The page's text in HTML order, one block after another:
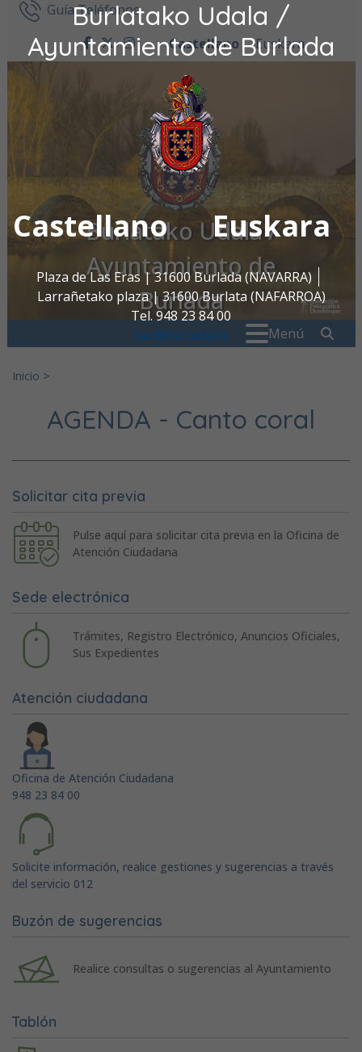
Burlatako Udala /
Ayuntamiento de Burlada
Castellano Euskara
Plaza de Las Eras | 31600 Burlada (NAVARRA)
Larrañetako plaza | 31600 Burlata (NAFARROA)
Tel. 948 23 84 00
oac@burlada.es
Ir al contenidoGuía Teléfonos
facebook
twitter
instagram
Castellano Euskara
Burlatako Udala /
Ayuntamiento de
Burlada
Menú
Inicio >
AGENDA - Canto coral
Solicitar cita previa
Pulse aquí para solicitar cita previa en la Oficina de
Atención Ciudadana
Sede electrónica
Trámites, Registro Electrónico, Anuncios Oficiales,
Sus Expedientes
Atención ciudadana
Oficina de Atención Ciudadana
948 23 84 00
Solicite información, realice gestiones y sugerencias a través
del servicio 012
Buzón de sugerencias
Realice consultas o sugerencias al Ayuntamiento
Tablón